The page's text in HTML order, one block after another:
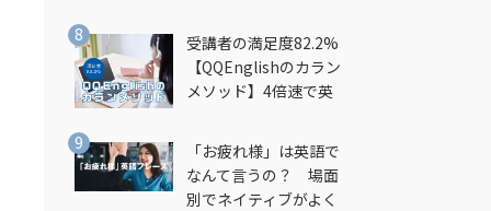
受講者の満足度82.2%
【QQEnglishのカラン
メソッド】4倍速で英
法とは？
「お疲れ様」は英語で
なんて言うの？ 場面
別でネイティブがよく